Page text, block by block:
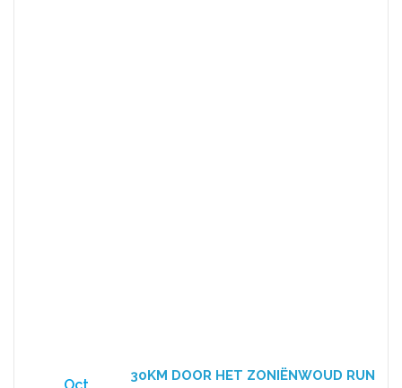
Oct
30KM DOOR HET ZONIËNWOUD RUN